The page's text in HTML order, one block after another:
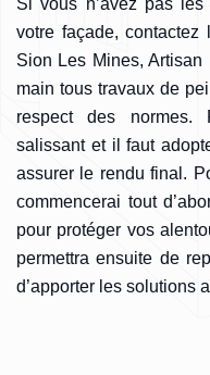
votre façade, contactez
Sion Les Mines,
main tous travaux de
respect des normes.
salissant et il faut
assurer le rendu final.
commencerai tout
pour protéger vos
permettra ensuite de
d’apporter les solutions